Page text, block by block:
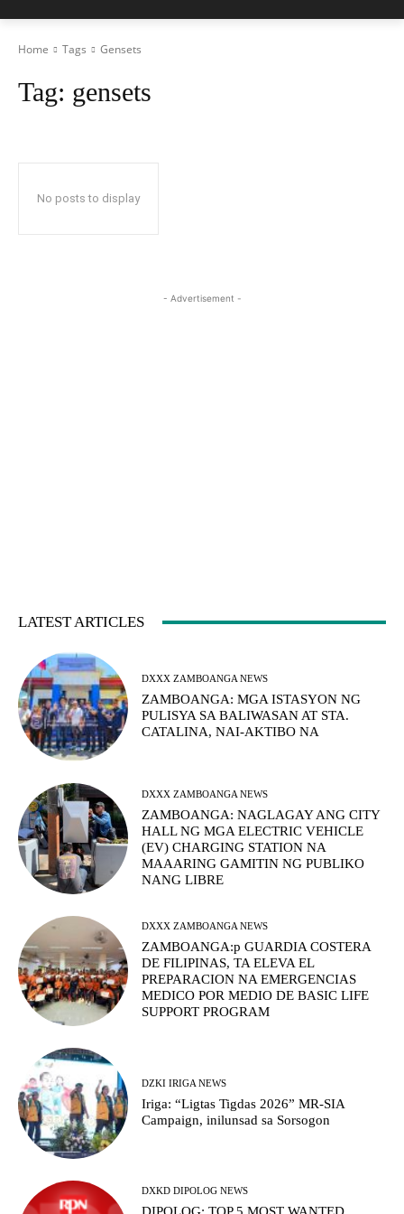
Home Tags Gensets
Tag: gensets
No posts to display
- Advertisement -
LATEST ARTICLES
DXXX ZAMBOANGA NEWS
ZAMBOANGA: MGA ISTASYON NG
PULISYA SA BALIWASAN AT STA.
CATALINA, NAI-AKTIBO NA
DXXX ZAMBOANGA NEWS
ZAMBOANGA: NAGLAGAY ANG CITY
HALL NG MGA ELECTRIC VEHICLE
(EV) CHARGING STATION NA
MAAARING GAMITIN NG PUBLIKO
NANG LIBRE
DXXX ZAMBOANGA NEWS
ZAMBOANGA:p GUARDIA COSTERA
DE FILIPINAS, TA ELEVA EL
PREPARACION NA EMERGENCIAS
MEDICO POR MEDIO DE BASIC LIFE
SUPPORT PROGRAM
DZKI IRIGA NEWS
Iriga: “Ligtas Tigdas 2026” MR-SIA
Campaign, inilunsad sa Sorsogon
DXKD DIPOLOG NEWS